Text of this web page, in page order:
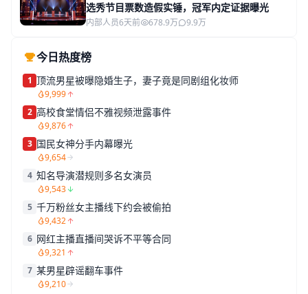
选秀节目票数造假实锤，冠军内定证据曝光
内部人员6天前 678.9万 9.9万
今日热度榜
1 顶流男星被曝隐婚生子，妻子竟是同剧组化妆师
9,999
2 高校食堂情侣不雅视频泄露事件
9,876
3 国民女神分手内幕曝光
9,654
4 知名导演潜规则多名女演员
9,543
5 千万粉丝女主播线下约会被偷拍
9,432
6 网红主播直播间哭诉不平等合同
9,321
7 某男星辟谣翻车事件
9,210